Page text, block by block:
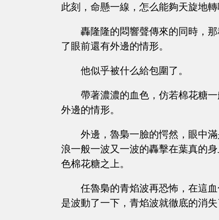
此刻，命懸一線，怎么能夠天旋地
轟隆隆的悶響聲傳來的同時，
了眼前還有外邊的情形。
他似乎被什么給包圍了。
帶著濃濃的血色，仿若棉花糖
外邊的情形。
外邊，魯梟一臉的愕然，眼中
浪一般一波又一波的轟擊在葉真的
色棉花糖之上。
任魯梟的青焰波再恐怖，在這
是波動了一下，青焰波就徹底的消